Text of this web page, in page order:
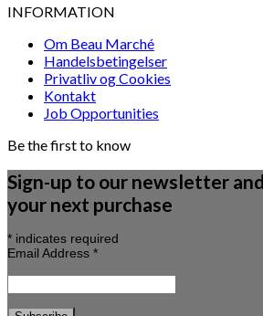
INFORMATION
Om Beau Marché
Handelsbetingelser
Privatliv og Cookies
Kontakt
Job Opportunities
Be the first to know
Sign-up to our newsletter
your next purchase
* indicates required
Email Address *